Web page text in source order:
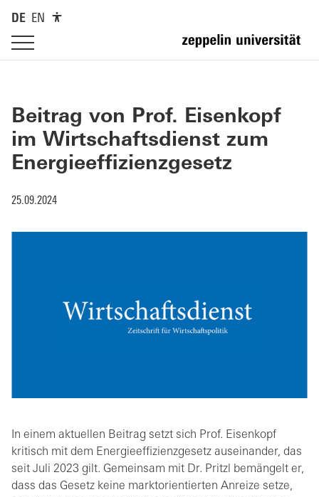
DE EN
Beitrag von Prof. Eisenkopf
im Wirtschaftsdienst zum
Energieeffizienzgesetz
25.09.2024
In einem aktuellen Beitrag setzt sich Prof. Eisenkopf
kritisch mit dem Energieeffizienzgesetz auseinander, das
seit Juli 2023 gilt. Gemeinsam mit Dr. Pritzl bemängelt er,
dass das Gesetz keine marktorientierten Anreize setze,